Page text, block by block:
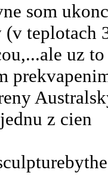
som
teplotach
uz
z cien